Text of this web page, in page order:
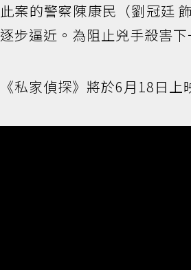
此案的警察陳康民（劉冠廷
逐步逼近。為阻止兇手殺害
《私家偵探》將於6月18日